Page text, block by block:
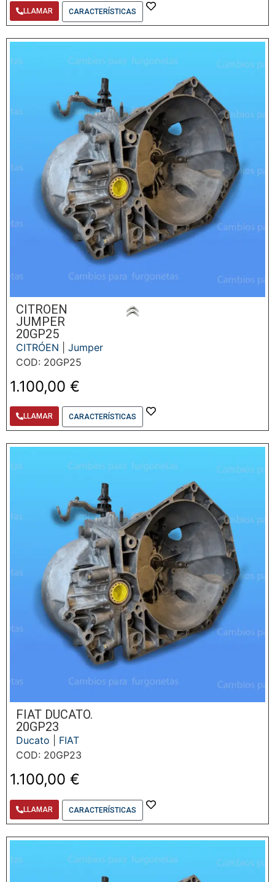
LLAMAR CARACTERÍSTICAS
CITROEN
JUMPER
20GP25
CITRÓEN
Jumper
COD: 20GP25
1.100,00 €
LLAMAR CARACTERÍSTICAS
FIAT DUCATO.
20GP23
Ducato
FIAT
COD: 20GP23
1.100,00 €
LLAMAR CARACTERÍSTICAS